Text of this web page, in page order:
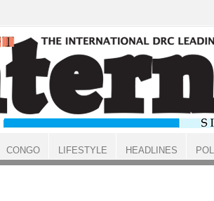
CONGO LIFESTYLE HEADLINES